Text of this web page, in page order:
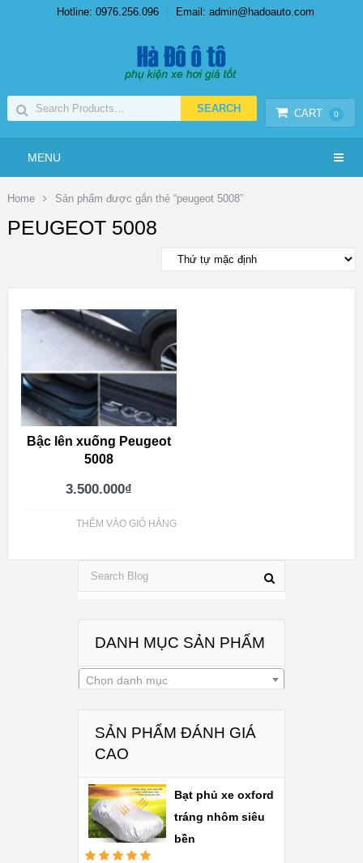
Hotline: 0976.256.096 Email: admin@hadoauto.com
CART 0
MENU
Home Sản phẩm được gắn thẻ “peugeot 5008”
PEUGEOT 5008
Bậc lên xuống Peugeot
5008
3.500.000₫
THÊM VÀO GIỎ HÀNG
DANH MỤC SẢN PHẨM
Chọn danh mục
SẢN PHẨM ĐÁNH GIÁ
CAO
Bạt phủ xe oxford
tráng nhôm siêu
bền